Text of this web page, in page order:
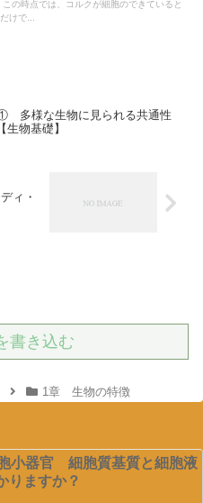
の時点では、コルクが細胞のできていると
けで...
多様な生物に見られる共通性
生物基礎】
ィ・
書き込む
1章 生物の特徴
小器官 細胞質基質と細胞液
りますか？